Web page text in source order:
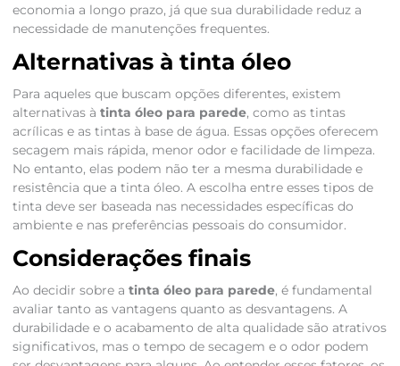
economia a longo prazo, já que sua durabilidade reduz a
necessidade de manutenções frequentes.
Alternativas à tinta óleo
Para aqueles que buscam opções diferentes, existem
alternativas à tinta óleo para parede, como as tintas
acrílicas e as tintas à base de água. Essas opções oferecem
secagem mais rápida, menor odor e facilidade de limpeza.
No entanto, elas podem não ter a mesma durabilidade e
resistência que a tinta óleo. A escolha entre esses tipos de
tinta deve ser baseada nas necessidades específicas do
ambiente e nas preferências pessoais do consumidor.
Considerações finais
Ao decidir sobre a tinta óleo para parede, é fundamental
avaliar tanto as vantagens quanto as desvantagens. A
durabilidade e o acabamento de alta qualidade são atrativos
significativos, mas o tempo de secagem e o odor podem